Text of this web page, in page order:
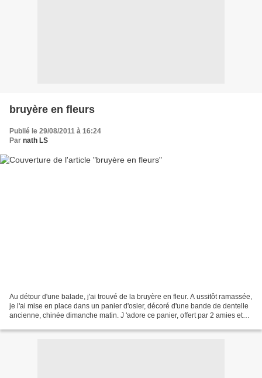
bruyère en fleurs
Publié le 29/08/2011 à 16:24
Par nath LS
Au détour d'une balade, j'ai trouvé de la bruyère en fleur. A ussitôt ramassée,
je l'ai mise en place dans un panier d'osier, décoré d'une bande de dentelle
ancienne, chinée dimanche matin. J 'adore ce panier, offert par 2 amies et